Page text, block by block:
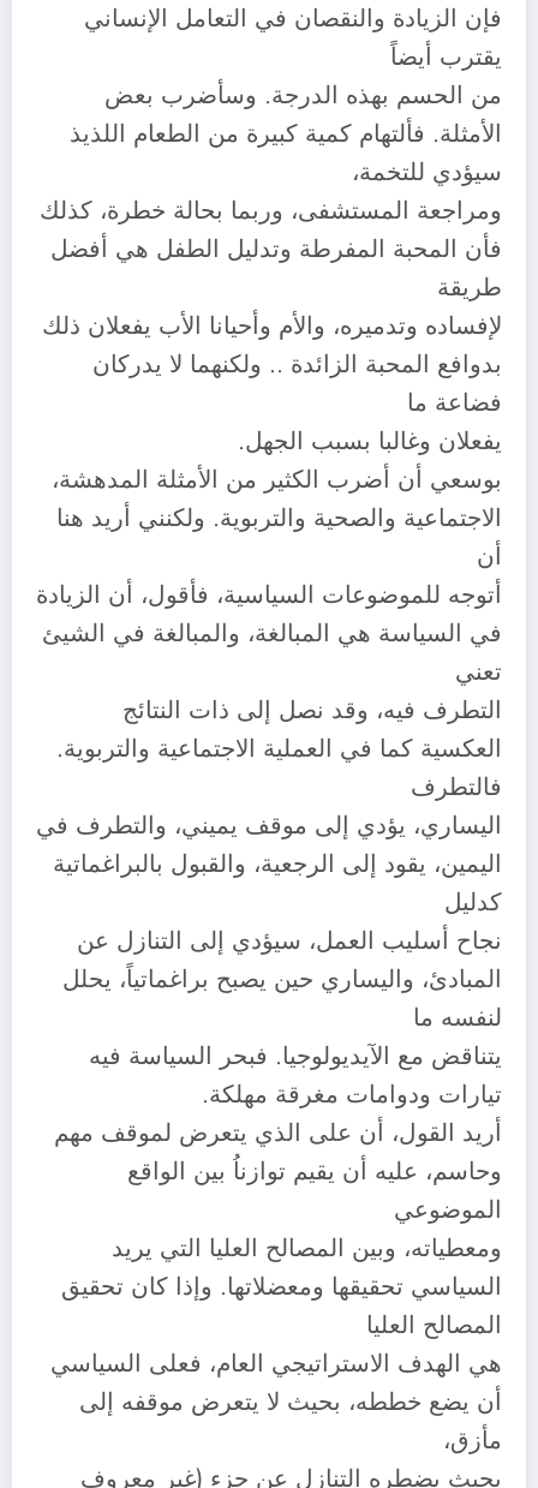
فإن الزيادة والنقصان في التعامل الإنساني
يقترب أيضاً
من الحسم بهذه الدرجة. وسأضرب بعض
الأمثلة. فألتهام كمية كبيرة من الطعام اللذيذ
سيؤدي للتخمة،
ومراجعة المستشفى، وربما بحالة خطرة، كذلك
فأن المحبة المفرطة وتدليل الطفل هي أفضل
طريقة
لإفساده وتدميره، والأم وأحيانا الأب يفعلان ذلك
بدوافع المحبة الزائدة .. ولكنهما لا يدركان
فضاعة ما
يفعلان وغالبا بسبب الجهل.
بوسعي أن أضرب الكثير من الأمثلة المدهشة،
الاجتماعية والصحية والتربوية. ولكنني أريد هنا
أن
أتوجه للموضوعات السياسية، فأقول، أن الزيادة
في السياسة هي المبالغة، والمبالغة في الشيئ
تعني
التطرف فيه، وقد نصل إلى ذات النتائج
العكسية كما في العملية الاجتماعية والتربوية.
فالتطرف
اليساري، يؤدي إلى موقف يميني، والتطرف في
اليمين، يقود إلى الرجعية، والقبول بالبراغماتية
كدليل
نجاح أسليب العمل، سيؤدي إلى التنازل عن
المبادئ، واليساري حين يصبح براغماتياً، يحلل
لنفسه ما
يتناقض مع الآيديولوجيا. فبحر السياسة فيه
تيارات ودوامات مغرقة مهلكة.
أريد القول، أن على الذي يتعرض لموقف مهم
وحاسم، عليه أن يقيم توازناُ بين الواقع
الموضوعي
ومعطياته، وبين المصالح العليا التي يريد
السياسي تحقيقها ومعضلاتها. وإذا كان تحقيق
المصالح العليا
هي الهدف الاستراتيجي العام، فعلى السياسي
أن يضع خططه، بحيث لا يتعرض موقفه إلى
مأزق،
بحيث يضطره التنازل عن جزء (غير معروف